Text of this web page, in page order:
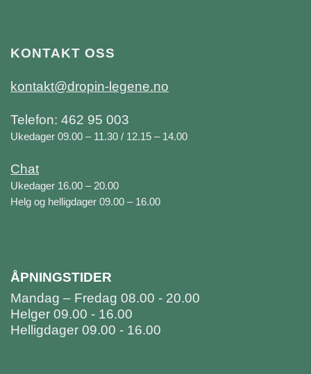
KONTAKT OSS
kontakt@dropin-legene.no
Telefon: 462 95 003
Ukedager 09.00 – 11.30 / 12.15 – 14.00
Chat
Ukedager 16.00 – 20.00
Helg og helligdager 09.00 – 16.00
ÅPNINGSTIDER
Mandag – Fredag 08.00 - 20.00
Helger 09.00 - 16.00
Helligdager 09.00 - 16.00